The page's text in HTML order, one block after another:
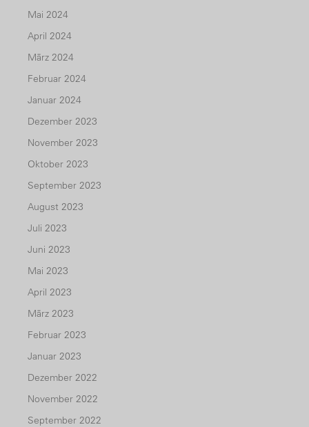
Mai 2024
April 2024
März 2024
Februar 2024
Januar 2024
Dezember 2023
November 2023
Oktober 2023
September 2023
August 2023
Juli 2023
Juni 2023
Mai 2023
April 2023
März 2023
Februar 2023
Januar 2023
Dezember 2022
November 2022
September 2022